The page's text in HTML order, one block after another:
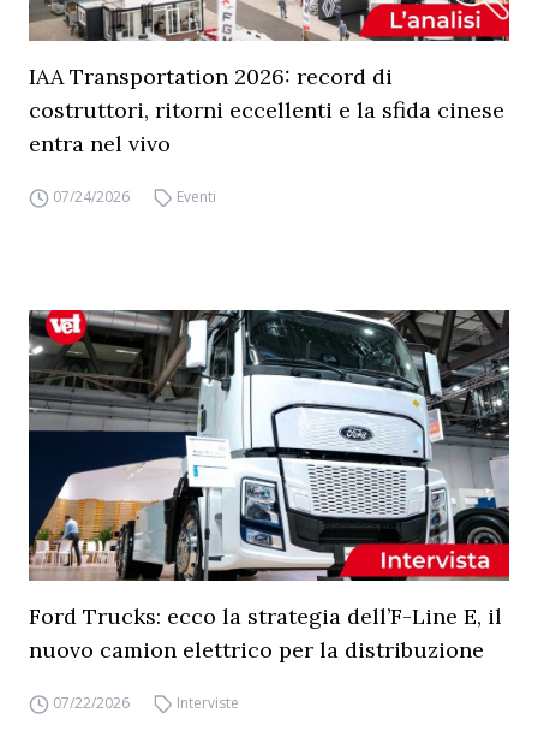
IAA Transportation 2026: record di
costruttori, ritorni eccellenti e la sfida cinese
entra nel vivo
07/24/2026 Eventi
Ford Trucks: ecco la strategia dell’F-Line E, il
nuovo camion elettrico per la distribuzione
07/22/2026 Interviste